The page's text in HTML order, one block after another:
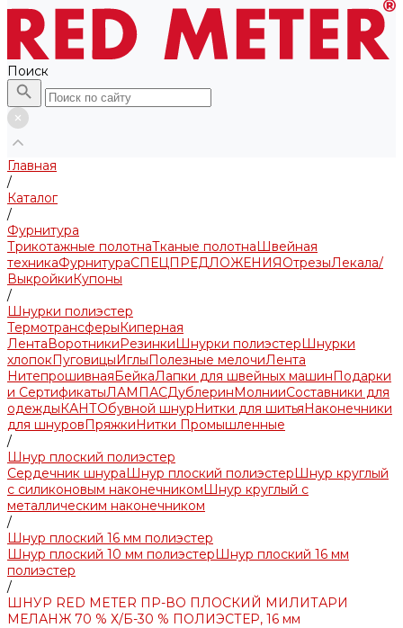
Поиск
Главная
/
Каталог
/
Фурнитура
Трикотажные полотнаТканые полотнаШвейная
техникаФурнитураСПЕЦПРЕДЛОЖЕНИЯОтрезыЛекала/
ВыкройкиКупоны
/
Шнурки полиэстер
ТермотрансферыКиперная
ЛентаВоротникиРезинкиШнурки полиэстерШнурки
хлопокПуговицыИглыПолезные мелочиЛента
НитепрошивнаяБейкаЛапки для швейных машинПодарки
и СертификатыЛАМПАСДублеринМолнииСоставники для
одеждыКАНТОбувной шнурНитки для шитьяНаконечники
для шнуровПряжкиНитки Промышленные
/
Шнур плоский полиэстер
Сердечник шнураШнур плоский полиэстерШнур круглый
с силиконовым наконечникомШнур круглый с
металлическим наконечником
/
Шнур плоский 16 мм полиэстер
Шнур плоский 10 мм полиэстерШнур плоский 16 мм
полиэстер
/
ШНУР RED METER ПР-ВО ПЛОСКИЙ МИЛИТАРИ
МЕЛАНЖ 70 % Х/Б-30 % ПОЛИЭСТЕР, 16 мм